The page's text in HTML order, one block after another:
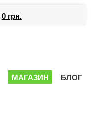
0 грн.
МАГАЗИН БЛОГ